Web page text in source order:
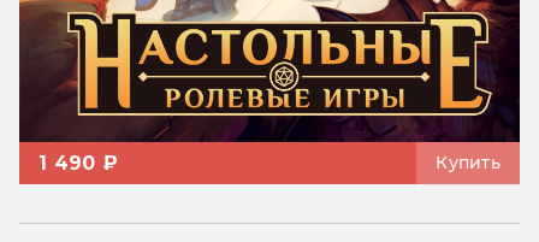
1 490 ₽ Купить